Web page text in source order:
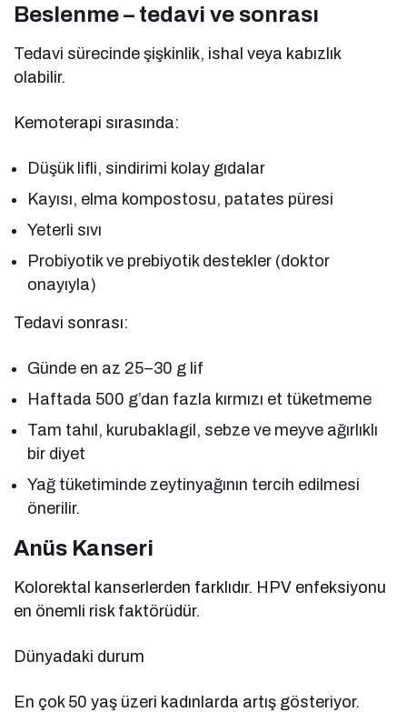
Beslenme – tedavi ve sonrası
Tedavi sürecinde şişkinlik, ishal veya kabızlık
olabilir.
Kemoterapi sırasında:
Düşük lifli, sindirimi kolay gıdalar
Kayısı, elma kompostosu, patates püresi
Yeterli sıvı
Probiyotik ve prebiyotik destekler (doktor
onayıyla)
Tedavi sonrası:
Günde en az 25–30 g lif
Haftada 500 g’dan fazla kırmızı et tüketmeme
Tam tahıl, kurubaklagil, sebze ve meyve ağırlıklı
bir diyet
Yağ tüketiminde zeytinyağının tercih edilmesi
önerilir.
Anüs Kanseri
Kolorektal kanserlerden farklıdır. HPV enfeksiyonu
en önemli risk faktörüdür.
Dünyadaki durum
En çok 50 yaş üzeri kadınlarda artış gösteriyor.